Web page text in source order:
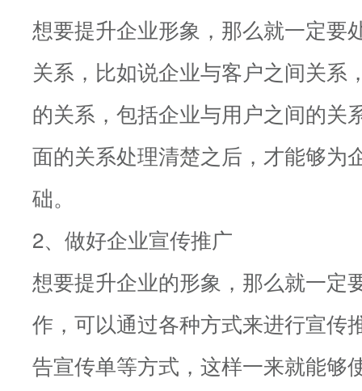
想要提升企业形象，那么就一定要
关系，比如说企业与客户之间关系
的关系，包括企业与用户之间的关
面的关系处理清楚之后，才能够为
础。
2、做好企业宣传推广
想要提升企业的形象，那么就一定
作，可以通过各种方式来进行宣传
告宣传单等方式，这样一来就能够